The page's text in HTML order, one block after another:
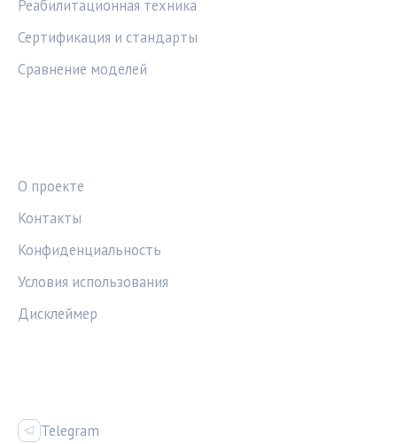
Реабилитационная техника
Сертификация и стандарты
Сравнение моделей
О проекте
Контакты
Конфиденциальность
Условия использования
Дисклеймер
Telegram